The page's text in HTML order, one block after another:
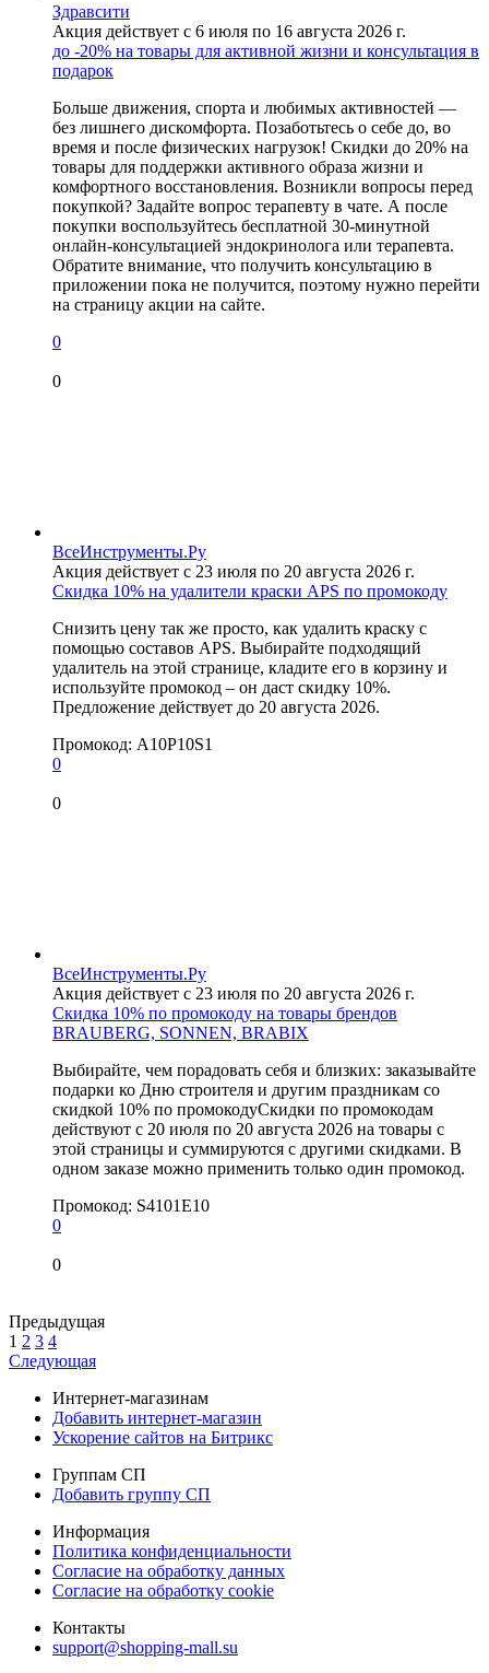
Здравсити
Акция действует с 6 июля по 16 августа 2026 г.
до -20% на товары для активной жизни и консультация в
подарок
Больше движения, спорта и любимых активностей —
без лишнего дискомфорта. Позаботьтесь о себе до, во
время и после физических нагрузок! Скидки до 20% на
товары для поддержки активного образа жизни и
комфортного восстановления. Возникли вопросы перед
покупкой? Задайте вопрос терапевту в чате. А после
покупки воспользуйтесь бесплатной 30-минутной
онлайн-консультацией эндокринолога или терапевта.
Обратите внимание, что получить консультацию в
приложении пока не получится, поэтому нужно перейти
на страницу акции на сайте.
0
0
ВсеИнструменты.Ру
Акция действует с 23 июля по 20 августа 2026 г.
Скидка 10% на удалители краски APS по промокоду
Снизить цену так же просто, как удалить краску с
помощью составов APS. Выбирайте подходящий
удалитель на этой странице, кладите его в корзину и
используйте промокод – он даст скидку 10%.
Предложение действует до 20 августа 2026.
Промокод: A10P10S1
0
0
ВсеИнструменты.Ру
Акция действует с 23 июля по 20 августа 2026 г.
Скидка 10% по промокоду на товары брендов
BRAUBERG, SONNEN, BRABIX
Выбирайте, чем порадовать себя и близких: заказывайте
подарки ко Дню строителя и другим праздникам со
скидкой 10% по промокодуСкидки по промокодам
действуют с 20 июля по 20 августа 2026 на товары с
этой страницы и суммируются с другими скидками. В
одном заказе можно применить только один промокод.
Промокод: S4101E10
0
0
Предыдущая
1 2 3 4
Следующая
Интернет-магазинам
Добавить интернет-магазин
Ускорение сайтов на Битрикс
Группам СП
Добавить группу СП
Информация
Политика конфиденциальности
Согласие на обработку данных
Согласие на обработку cookie
Контакты
support@shopping-mall.su